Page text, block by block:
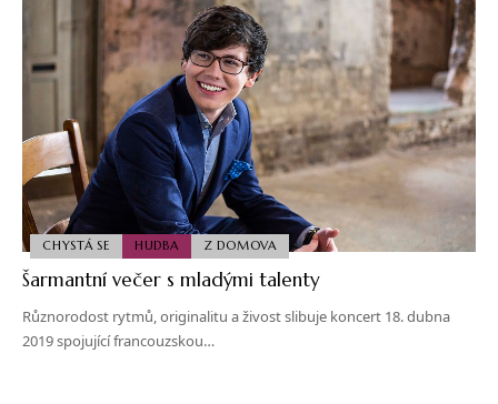
CHYSTÁ SE HUDBA Z DOMOVA
Šarmantní večer s mladými talenty
Různorodost rytmů, originalitu a živost slibuje koncert 18. dubna
2019 spojující francouzskou…